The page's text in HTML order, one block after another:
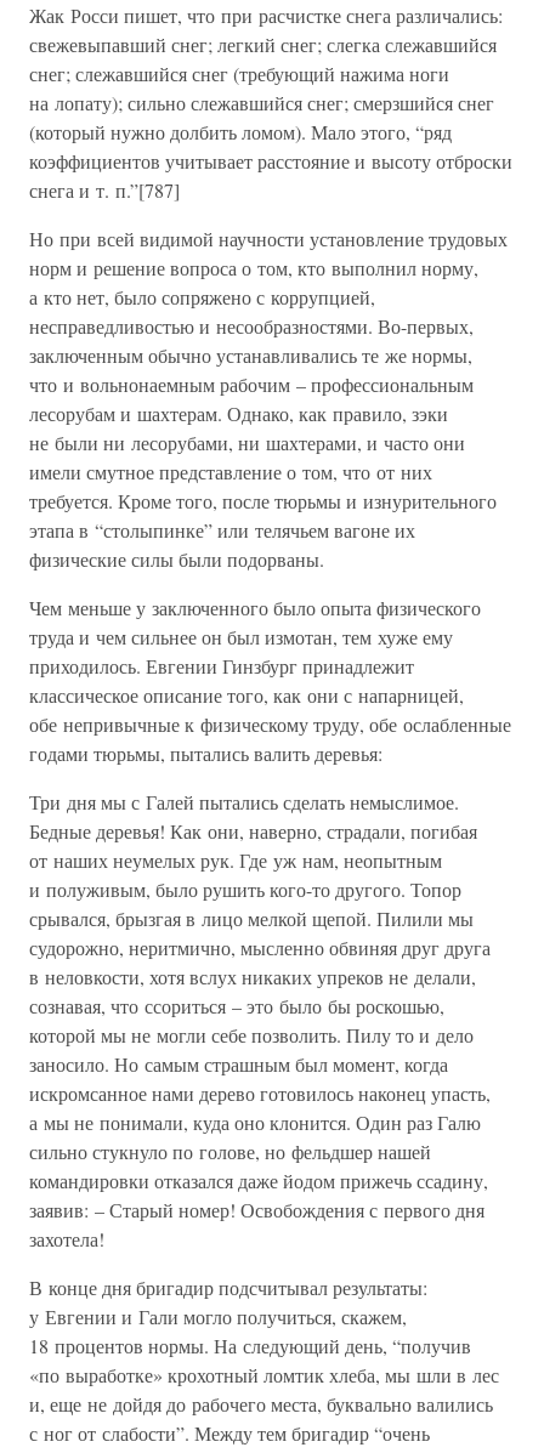
Жак Росси пишет, что при расчистке снега различались:
свежевыпавший снег; легкий снег; слегка слежавшийся
снег; слежавшийся снег (требующий нажима ноги
на лопату); сильно слежавшийся снег; смерзшийся снег
(который нужно долбить ломом). Мало этого, “ряд
коэффициентов учитывает расстояние и высоту отброски
снега и т. п.”[787]
Но при всей видимой научности установление трудовых
норм и решение вопроса о том, кто выполнил норму,
а кто нет, было сопряжено с коррупцией,
несправедливостью и несообразностями. Во-первых,
заключенным обычно устанавливались те же нормы,
что и вольнонаемным рабочим – профессиональным
лесорубам и шахтерам. Однако, как правило, зэки
не были ни лесорубами, ни шахтерами, и часто они
имели смутное представление о том, что от них
требуется. Кроме того, после тюрьмы и изнурительного
этапа в “столыпинке” или телячьем вагоне их
физические силы были подорваны.
Чем меньше у заключенного было опыта физического
труда и чем сильнее он был измотан, тем хуже ему
приходилось. Евгении Гинзбург принадлежит
классическое описание того, как они с напарницей,
обе непривычные к физическому труду, обе ослабленные
годами тюрьмы, пытались валить деревья:
Три дня мы с Галей пытались сделать немыслимое.
Бедные деревья! Как они, наверно, страдали, погибая
от наших неумелых рук. Где уж нам, неопытным
и полуживым, было рушить кого-то другого. Топор
срывался, брызгая в лицо мелкой щепой. Пилили мы
судорожно, неритмично, мысленно обвиняя друг друга
в неловкости, хотя вслух никаких упреков не делали,
сознавая, что ссориться – это было бы роскошью,
которой мы не могли себе позволить. Пилу то и дело
заносило. Но самым страшным был момент, когда
искромсанное нами дерево готовилось наконец упасть,
а мы не понимали, куда оно клонится. Один раз Галю
сильно стукнуло по голове, но фельдшер нашей
командировки отказался даже йодом прижечь ссадину,
заявив: – Старый номер! Освобождения с первого дня
захотела!
В конце дня бригадир подсчитывал результаты:
у Евгении и Гали могло получиться, скажем,
18 процентов нормы. На следующий день, “получив
«по выработке» крохотный ломтик хлеба, мы шли в лес
и, еще не дойдя до рабочего места, буквально валились
с ног от слабости”. Между тем бригадир “очень